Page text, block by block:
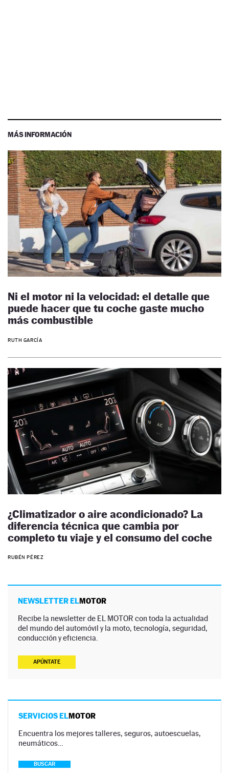
MÁS INFORMACIÓN
Ni el motor ni la velocidad: el detalle que
puede hacer que tu coche gaste mucho
más combustible
RUTH GARCÍA
¿Climatizador o aire acondicionado? La
diferencia técnica que cambia por
completo tu viaje y el consumo del coche
RUBÉN PÉREZ
NEWSLETTER ELMOTOR
Recibe la newsletter de EL MOTOR con toda la actualidad
del mundo del automóvil y la moto, tecnología, seguridad,
conducción y eficiencia.
APÚNTATE
SERVICIOS ELMOTOR
Encuentra los mejores talleres, seguros, autoescuelas,
neumáticos…
BUSCAR